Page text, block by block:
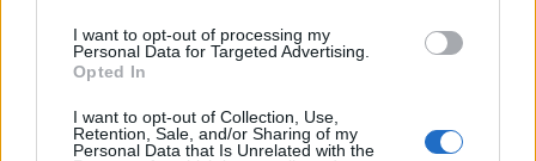
I want to opt-out of processing my
Personal Data for Targeted Advertising.
Opted In
I want to opt-out of Collection, Use,
Retention, Sale, and/or Sharing of my
Personal Data that Is Unrelated with the